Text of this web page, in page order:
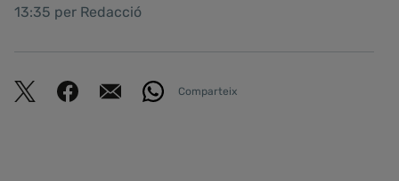
13:35 per Redacció
Comparteix